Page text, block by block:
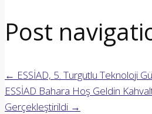
Post
← ESSİAD, 5. Turgutlu Teknoloji
ESSİAD Bahara Hoş Geldin
Gerçekleştirildi →